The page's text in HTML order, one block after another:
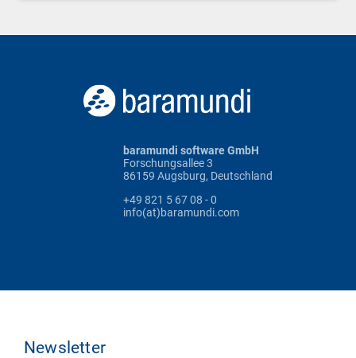
baramundi software GmbH
Forschungsallee 3
86159 Augsburg, Deutschland
+49 821 5 67 08 - 0
info(at)baramundi.com
Newsletter